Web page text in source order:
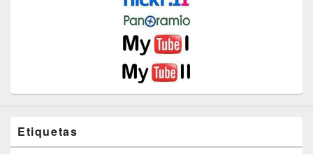
Etiquetas